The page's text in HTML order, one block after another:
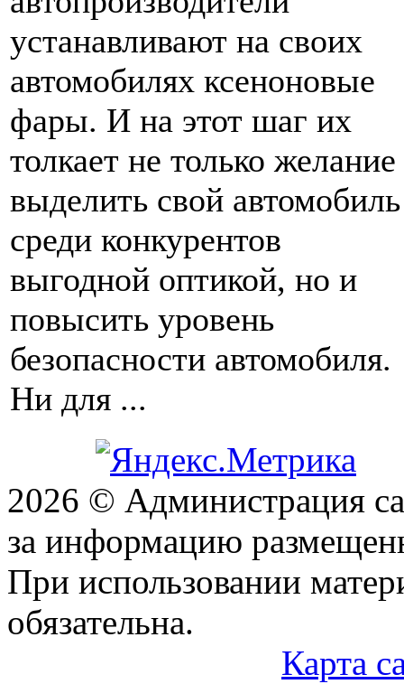
устанавливают на своих
автомобилях ксеноновые
фары. И на этот шаг их
толкает не только желание
выделить свой автомобиль
среди конкурентов
выгодной оптикой, но и
повысить уровень
безопасности автомобиля.
Ни для ...
2026 © Администрация
за информацию
При использовании
обязательна.
Карта